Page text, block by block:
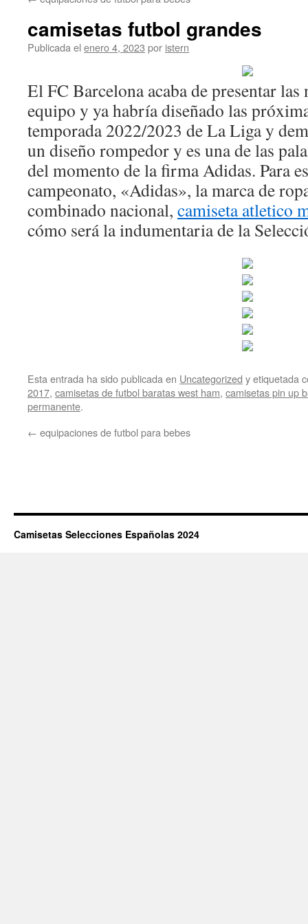
camisetas futbol grandes
Publicada el enero 4, 2023 por istern
El FC Barcelona acaba de presentar las
equipo y ya habría diseñado las
temporada 2022/2023 de La Liga y
un diseño rompedor y es una de las
del momento de la firma Adidas. Para
campeonato, «Adidas», la marca de
combinado nacional, camiseta atletico
cómo será la indumentaria de la
Esta entrada ha sido publicada en Uncategorized y etiquetada
2017, camisetas de futbol baratas west ham, camisetas pin up
permanente.
← equipaciones de futbol para bebes
Camisetas Selecciones Españolas 2024